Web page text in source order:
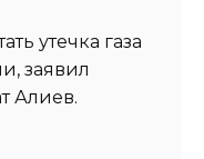
утечка газа
заявил
Алиев.